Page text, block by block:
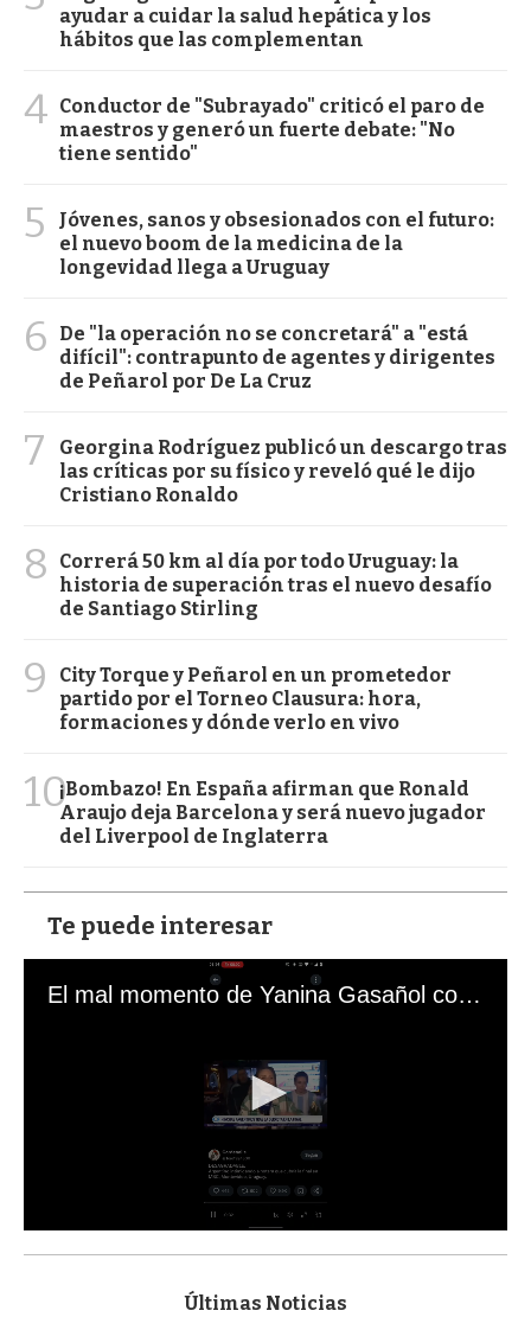
ayudar a cuidar la salud hepática y los
hábitos que las complementan
4 Conductor de "Subrayado" criticó el paro de
maestros y generó un fuerte debate: "No
tiene sentido"
5
Jóvenes, sanos y obsesionados con el futuro:
el nuevo boom de la medicina de la
longevidad llega a Uruguay
6
De "la operación no se concretará" a "está
difícil": contrapunto de agentes y dirigentes
de Peñarol por De La Cruz
7
Georgina Rodríguez publicó un descargo tras
las críticas por su físico y reveló qué le dijo
Cristiano Ronaldo
8
Correrá 50 km al día por todo Uruguay: la
historia de superación tras el nuevo desafío
de Santiago Stirling
9
City Torque y Peñarol en un prometedor
partido por el Torneo Clausura: hora,
formaciones y dónde verlo en vivo
10¡Bombazo! En España afirman que Ronald
Araujo deja Barcelona y será nuevo jugador
del Liverpool de Inglaterra
Te puede interesar
El mal momento de Yanina Gasañol con un hincha argentino en "Subrayado"
s
Últimas Noticias